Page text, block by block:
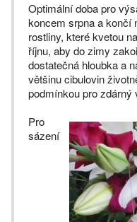
Optimální doba pro
koncem srpna a končí
rostliny, které kvetou
říjnu, aby do zimy
dostatečná hloubka a
většinu cibulovin
podmínkou pro zdárný
Pro
sázení